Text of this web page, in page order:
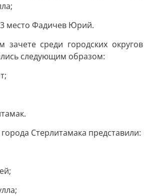
место Фадичев Юрий.
среди городских округов
следующим образом:
Стерлитамака представили: